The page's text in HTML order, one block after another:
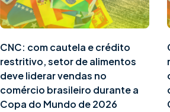
CNC: com cautela e crédito
restritivo, setor de alimentos
deve liderar vendas no
comércio brasileiro durante a
Copa do Mundo de 2026